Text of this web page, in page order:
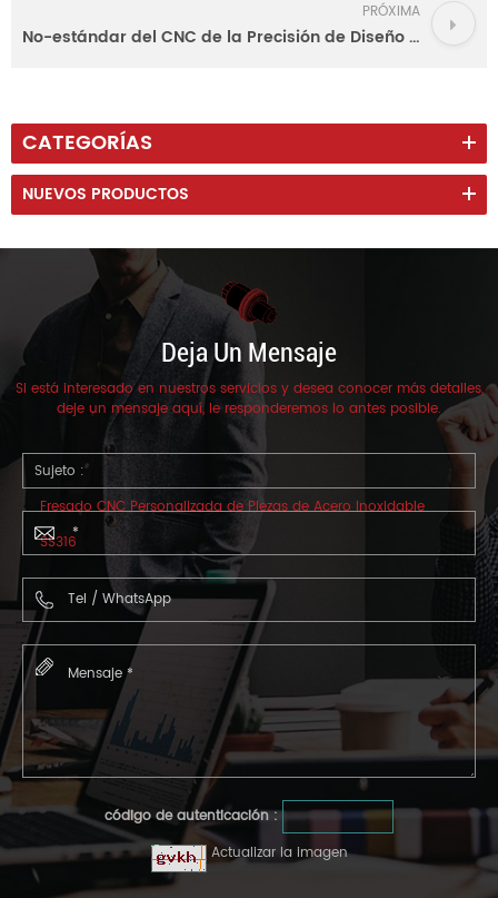
PRÓXIMA
No-estándar del CNC de la Precisión de Diseño Personalizado de Mecanizado CNC
CATEGORÍAS
NUEVOS PRODUCTOS
Deja Un Mensaje
Si está interesado en nuestros servicios y desea conocer más detalles,
deje un mensaje aquí, le responderemos lo antes posible.
Sujeto :
Fresado CNC Personalizada de Piezas de Acero Inoxidable
SS316
código de autenticación :
Actualizar la imagen